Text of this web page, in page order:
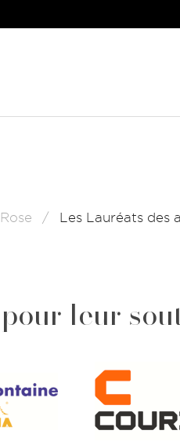
Les Lauréats des
pour leur